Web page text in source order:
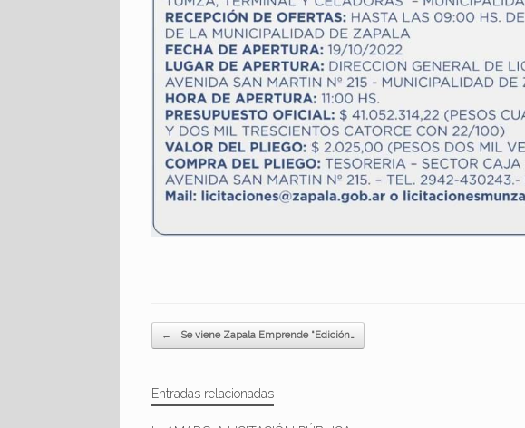
Navegador de artículos
← Se viene Zapala Emprende “Edición…
Entradas relacionadas